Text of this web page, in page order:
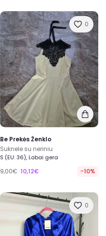
0
Be Prekės Ženklo
Suknele su neriniu
S (EU: 36), Labai gera
9,00€ 10,12€ -10%
0